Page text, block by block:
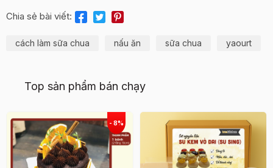
Chia sẻ bài viết:
cách làm sữa chua nấu ăn sữa chua yaourt
Top sản phẩm bán chạy